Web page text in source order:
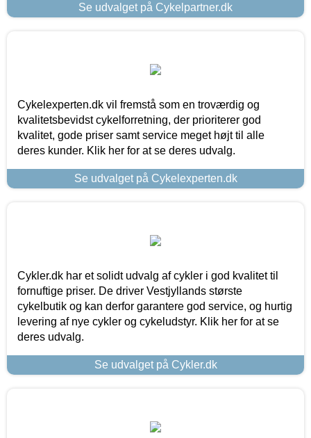
Se udvalget på Cykelpartner.dk
Cykelexperten.dk vil fremstå som en troværdig og
kvalitetsbevidst cykelforretning, der prioriterer god
kvalitet, gode priser samt service meget højt til alle
deres kunder. Klik her for at se deres udvalg.
Se udvalget på Cykelexperten.dk
Cykler.dk har et solidt udvalg af cykler i god kvalitet til
fornuftige priser. De driver Vestjyllands største
cykelbutik og kan derfor garantere god service, og hurtig
levering af nye cykler og cykeludstyr. Klik her for at se
deres udvalg.
Se udvalget på Cykler.dk